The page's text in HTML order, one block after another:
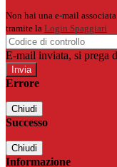
Non hai una e-mail
tramite la Login Spaggiari
E-mail inviata, si prega
Errore
Chiudi
Successo
Chiudi
Informazione